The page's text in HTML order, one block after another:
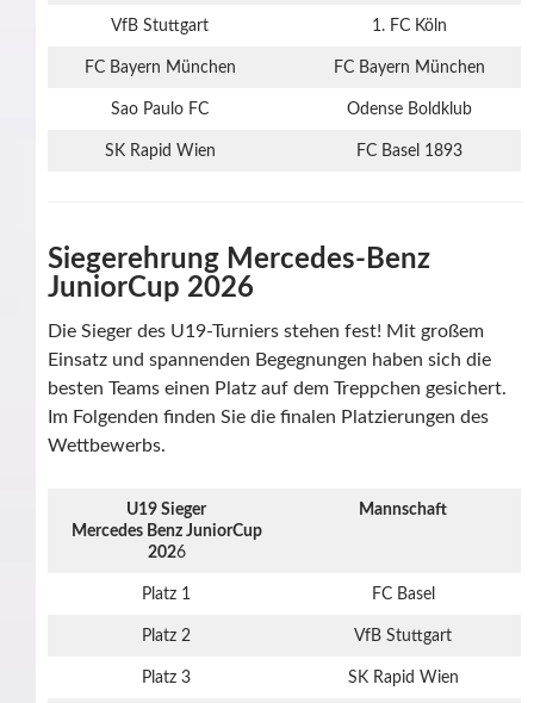
VfB Stuttgart 1. FC Köln
FC Bayern München FC Bayern München
Sao Paulo FC Odense Boldklub
SK Rapid Wien FC Basel 1893
Siegerehrung Mercedes-Benz
JuniorCup 2026
Die Sieger des U19-Turniers stehen fest! Mit großem
Einsatz und spannenden Begegnungen haben sich die
besten Teams einen Platz auf dem Treppchen gesichert.
Im Folgenden finden Sie die finalen Platzierungen des
Wettbewerbs.
U19 Sieger
Mercedes Benz JuniorCup
2026
Mannschaft
Platz 1 FC Basel
Platz 2 VfB Stuttgart
Platz 3 SK Rapid Wien